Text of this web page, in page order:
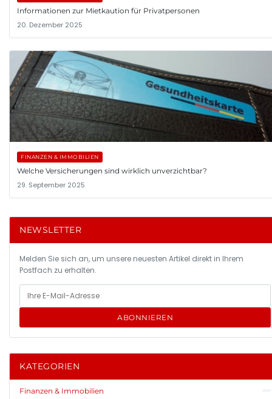
Informationen zur Mietkaution für Privatpersonen
20. Dezember 2025
FINANZEN & IMMOBILIEN
Welche Versicherungen sind wirklich unverzichtbar?
29. September 2025
NEWSLETTER
Melden Sie sich an, um unsere neuesten Artikel direkt in Ihrem
Postfach zu erhalten.
ABONNIEREN
KATEGORIEN
Finanzen & Immobilien